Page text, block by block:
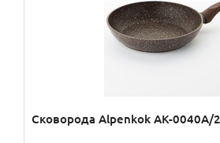
Сковорода Alpenkok AK-0040A/